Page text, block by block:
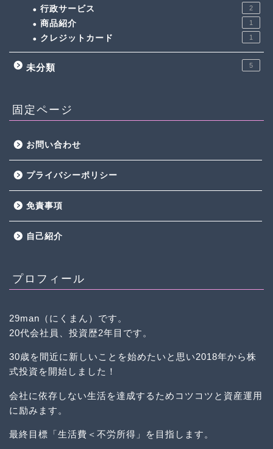
行政サービス 2
商品紹介 1
クレジットカード 1
未分類 5
固定ページ
お問い合わせ
プライバシーポリシー
免責事項
自己紹介
プロフィール
29man（にくまん）です。
20代会社員、投資歴2年目です。
30歳を間近に新しいことを始めたいと思い2018年から株
式投資を開始しました！
会社に依存しない生活を達成するためコツコツと資産運用
に励みます。
最終目標「生活費＜不労所得」を目指します。